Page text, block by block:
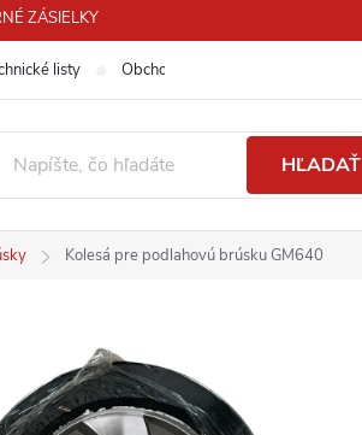
ZÁSIELKY
listy Obchodné podmienky
HĽADAŤ
Kolesá pre podlahovú brúsku GM640